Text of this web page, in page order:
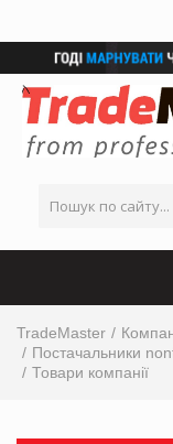
TradeMaster
Постачальники
Товари компанії